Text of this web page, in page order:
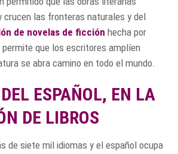
crucen las fronteras naturales y del
de novelas de ficción hecha por
permite que los escritores amplíen
se abra camino en todo el mundo.
ESPAÑOL, EN LA
DE LIBROS
de siete mil idiomas y el español ocupa